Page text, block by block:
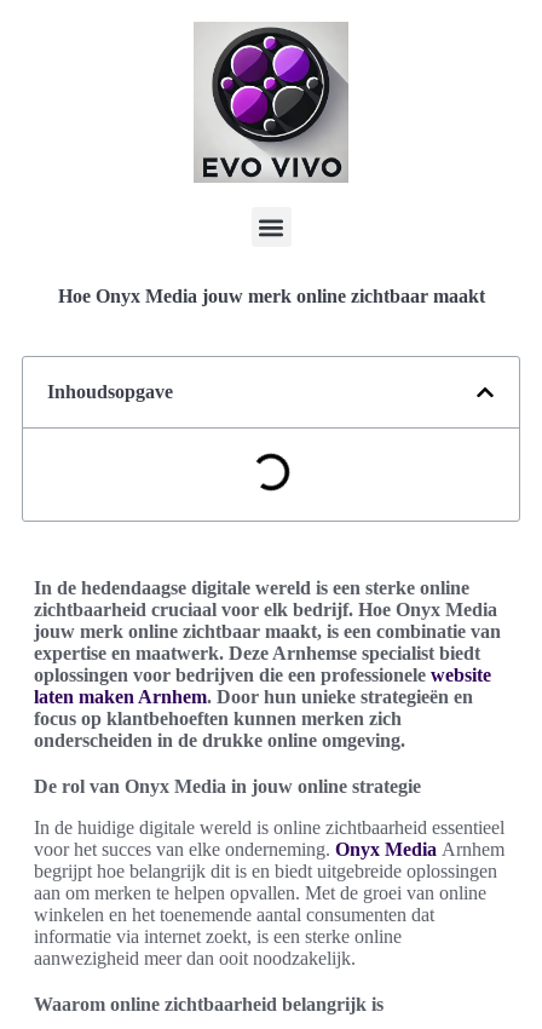
Hoe Onyx Media jouw merk online zichtbaar maakt
Inhoudsopgave
In de hedendaagse digitale wereld is een sterke online
zichtbaarheid cruciaal voor elk bedrijf. Hoe Onyx Media
jouw merk online zichtbaar maakt, is een combinatie van
expertise en maatwerk. Deze Arnhemse specialist biedt
oplossingen voor bedrijven die een professionele website
laten maken Arnhem. Door hun unieke strategieën en
focus op klantbehoeften kunnen merken zich
onderscheiden in de drukke online omgeving.
De rol van Onyx Media in jouw online strategie
In de huidige digitale wereld is online zichtbaarheid essentieel
voor het succes van elke onderneming. Onyx Media Arnhem
begrijpt hoe belangrijk dit is en biedt uitgebreide oplossingen
aan om merken te helpen opvallen. Met de groei van online
winkelen en het toenemende aantal consumenten dat
informatie via internet zoekt, is een sterke online
aanwezigheid meer dan ooit noodzakelijk.
Waarom online zichtbaarheid belangrijk is